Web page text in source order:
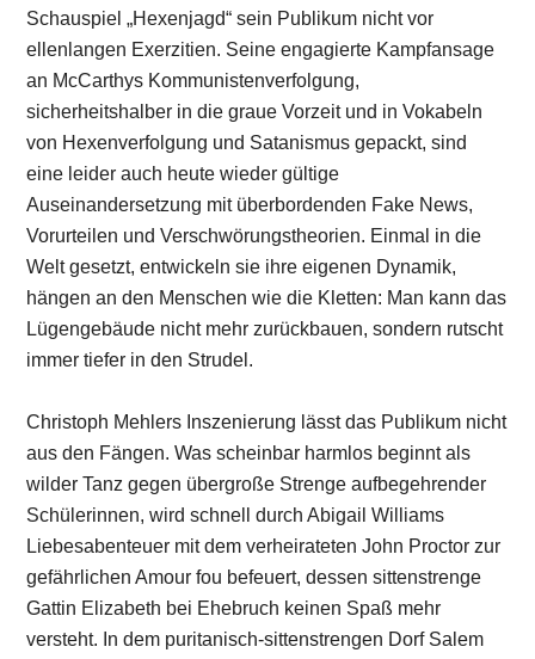
Schauspiel „Hexenjagd“ sein Publikum nicht vor
ellenlangen Exerzitien. Seine engagierte Kampfansage
an McCarthys Kommunistenverfolgung,
sicherheitshalber in die graue Vorzeit und in Vokabeln
von Hexenverfolgung und Satanismus gepackt, sind
eine leider auch heute wieder gültige
Auseinandersetzung mit überbordenden Fake News,
Vorurteilen und Verschwörungstheorien. Einmal in die
Welt gesetzt, entwickeln sie ihre eigenen Dynamik,
hängen an den Menschen wie die Kletten: Man kann das
Lügengebäude nicht mehr zurückbauen, sondern rutscht
immer tiefer in den Strudel.
Christoph Mehlers Inszenierung lässt das Publikum nicht
aus den Fängen. Was scheinbar harmlos beginnt als
wilder Tanz gegen übergroße Strenge aufbegehrender
Schülerinnen, wird schnell durch Abigail Williams
Liebesabenteuer mit dem verheirateten John Proctor zur
gefährlichen Amour fou befeuert, dessen sittenstrenge
Gattin Elizabeth bei Ehebruch keinen Spaß mehr
versteht. In dem puritanisch-sittenstrengen Dorf Salem